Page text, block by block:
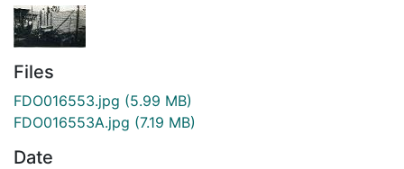
Files
FDO016553.jpg (5.99 MB)
FDO016553A.jpg (7.19 MB)
Date